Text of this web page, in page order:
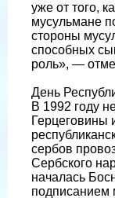
уже от того,
мусульмане
стороны
способных
роль», —
День
В 1992 году
Герцеговины
сербов
Сербского
началась
подписанием